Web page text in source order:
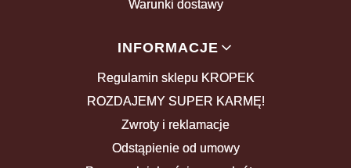
Warunki dostawy
INFORMACJE
Regulamin sklepu KROPEK
ROZDAJEMY SUPER KARMĘ!
Zwroty i reklamacje
Odstąpienie od umowy